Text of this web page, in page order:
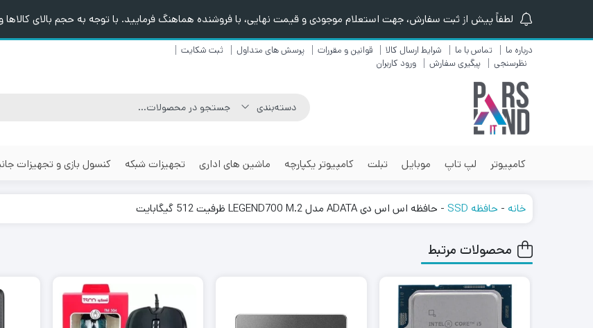
لطفاً پیش از ثبت سفارش، جهت استعلام موجودی و قیمت نهایی، با فروشنده هماهنگ فرمایید. با توجه به حجم بالای کالاها
درباره ما تماس با ما شرایط ارسال کالا قوانین و مقررات پرسش های متداول
ثبت شکایت
نظرسنجی
پیگیری سفارش ورود کاربران
کامپیوتر لپ تاپ موبایل تبلت کامپیوتر یکپارچه ماشین های اداری تجهیزات شبکه کنسول بازی و تجهیزات
خانه - حافظه SSD - حافظه اس اس دی ADATA مدل LEGEND700 M.2 ظرفیت 512 گیگابایت
محصولات مرتبط